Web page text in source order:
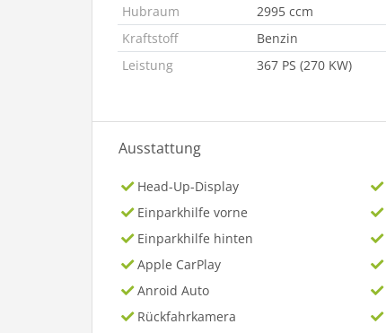
Hubraum
2995 ccm
Kraftstoff
Benzin
Leistung
367 PS (270 KW)
Ausstattung
Head-Up-Display
Einparkhilfe vorne
Einparkhilfe hinten
Apple CarPlay
Anroid Auto
Rückfahrkamera